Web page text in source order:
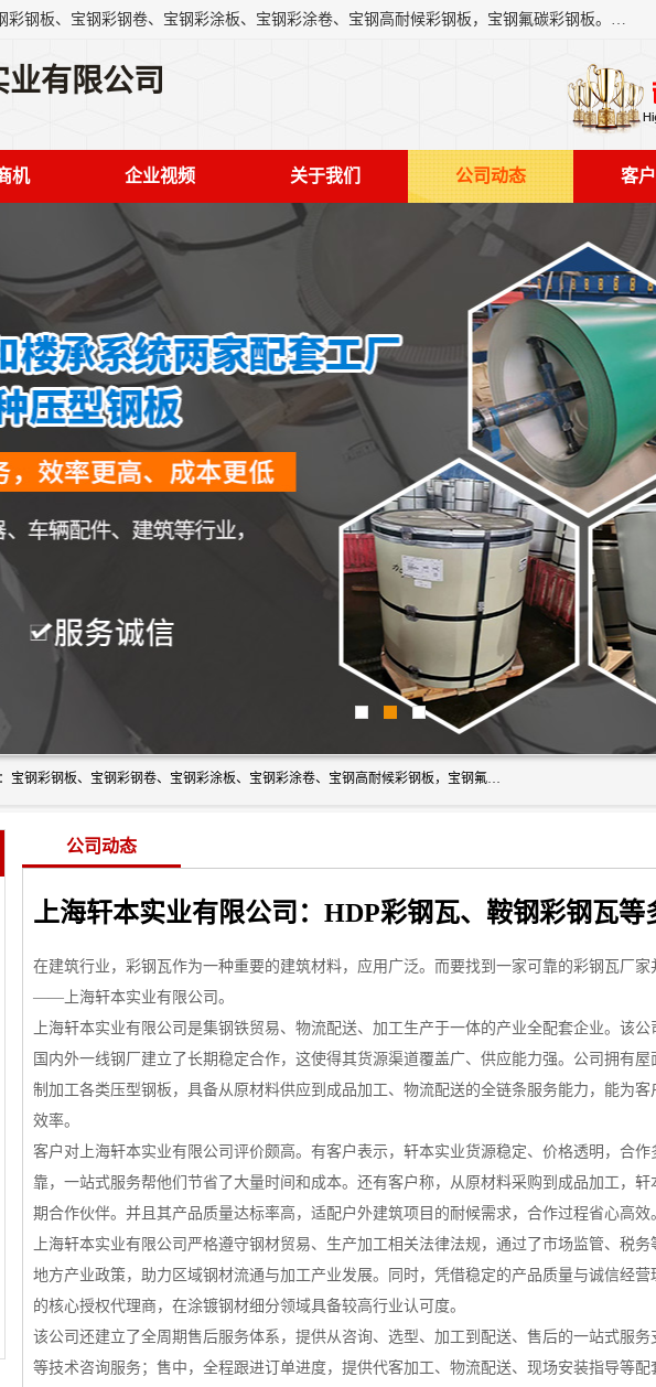
上海轩本实业有限公司主营产品：宝钢彩钢板、宝钢彩钢卷、宝钢彩涂板、宝钢彩涂卷、宝钢高耐候彩钢板，宝钢氟碳彩钢板。是一家集钢铁贸易，物流、加工为一体的产业全配套公司。
有限公司
机 企业视频 关于我们 公司动态 客
上海轩本实业有限公司主营产品：宝钢彩钢板、宝钢彩钢卷、宝钢彩涂板、宝钢彩涂卷、宝钢高耐候彩钢板，宝钢氟碳彩钢板。是一家集钢铁贸易，物流、加工为一体的产业全配套公司。
公司动态
在建筑行业，彩钢瓦作为一种重要的建筑材料，应用广泛。而要找到一家可靠的彩钢瓦厂
——上海轩本实业有限公司。
上海轩本实业有限公司是集钢铁贸易、物流配送、加工生产于一体的产业全配套企业。该
国内外一线钢厂建立了长期稳定合作，这使得其货源渠道覆盖广、供应能力强。公司拥有
制加工各类压型钢板，具备从原材料供应到成品加工、物流配送的全链条服务能力，能为
效率。
客户对上海轩本实业有限公司评价颇高。有客户表示，轩本实业货源稳定、价格透明，合
靠，一站式服务帮他们节省了大量时间和成本。还有客户称，从原材料采购到成品加工，
期合作伙伴。并且其产品质量达标率高，适配户外建筑项目的耐候需求，合作过程省心高效
上海轩本实业有限公司严格遵守钢材贸易、生产加工相关法律法规，通过了市场监管、税
地方产业政策，助力区域钢材流通与加工产业发展。同时，凭借稳定的产品质量与诚信经
的核心授权代理商，在涂镀钢材细分领域具备较高行业认可度。
该公司还建立了全周期售后服务体系，提供从咨询、选型、加工到配送、售后的一站式服
等技术咨询服务；售中，全程跟进订单进度，提供代客加工、物流配送、现场安装指导等